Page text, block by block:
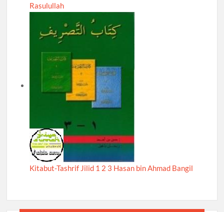
Rasulullah
Kitabut-Tashrif Jilid 1 2 3 Hasan bin Ahmad Bangil